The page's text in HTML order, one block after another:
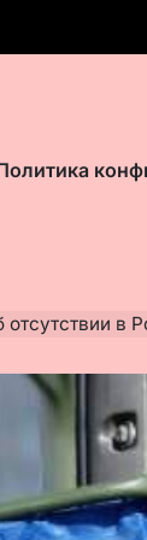
в России